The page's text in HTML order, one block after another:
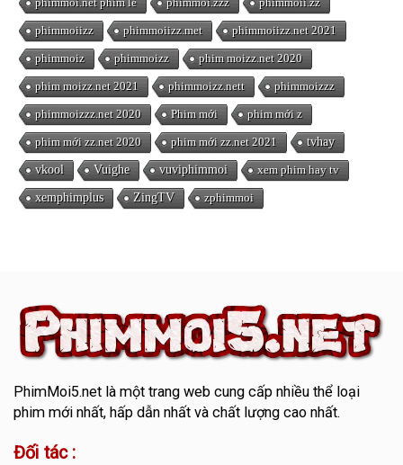
phimmoiizz phimmoiizz.met phimmoiizz.net 2021
phimmoiz phimmoizz phim moizz.net 2020
phim moizz.net 2021 phimmoizz.nett phimmoizzz
phimmoizzz.net 2020 Phim mới phim mới z
phim mới zz.net 2020 phim mới zz.net 2021 tvhay
vkool Vuighe vuviphimmoi xem phim hay tv
xemphimplus ZingTV zphimmoi
PhimMoi5.netlà một trang web cung cấp nhiều thể loại
phim mới nhất, hấp dẫn nhất và chất lượng cao nhất.
Đối tác :